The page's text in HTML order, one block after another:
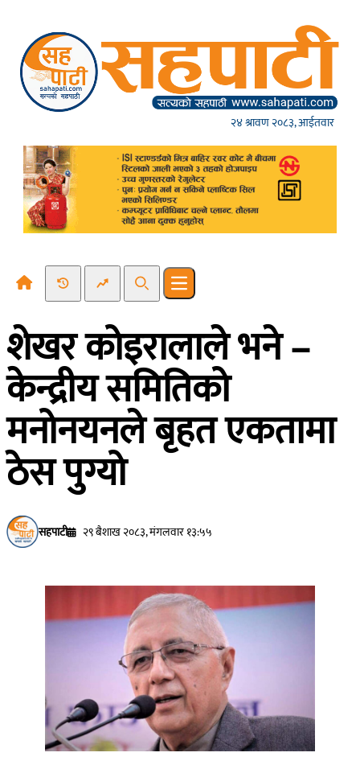
२४ श्रावण २०८३, आईतवार
Recent NewsTrending News
SearchOpen main menu
शेखर कोइरालाले भने –
केन्द्रीय समितिको
मनोनयनले बृहत एकतामा
ठेस पुग्यो
सहपाटी २९ बैशाख २०८३, मंगलवार १३:५५